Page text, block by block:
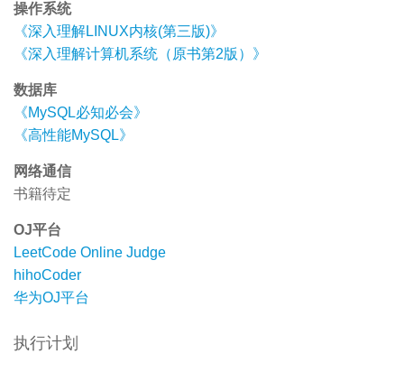
操作系统
《深入理解LINUX内核(第三版)》
《深入理解计算机系统（原书第2版）》
数据库
《MySQL必知必会》
《高性能MySQL》
网络通信
书籍待定
OJ平台
LeetCode Online Judge
hihoCoder
华为OJ平台
执行计划